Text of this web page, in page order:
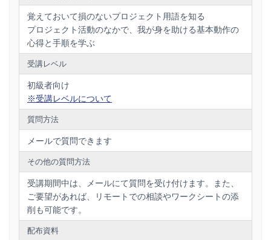
覚えておいて損のないプロジェクト用語を知る
プロジェクト活動のなかで、我が身を助ける基本動作の
心得と手順を学ぶ
受講レベル
初級者向け
※受講レベルについて
質問方法
メールで質問できます
その他の質問方法
受講期間中は、メールにて質問を受け付けます。また、
ご要望があれば、リモートでの相談やワークシートの添
削も可能です。
配布資料